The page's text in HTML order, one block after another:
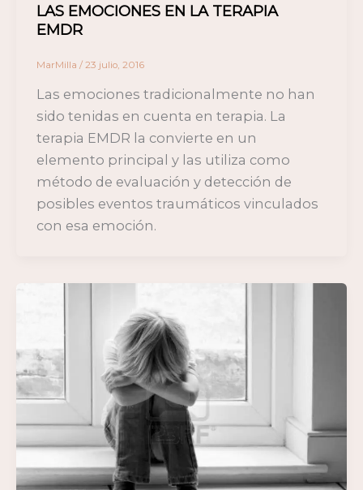
LAS EMOCIONES EN LA TERAPIA
EMDR
MarMilla / 23 julio, 2016
Las emociones tradicionalmente no han
sido tenidas en cuenta en terapia. La
terapia EMDR la convierte en un
elemento principal y las utiliza como
método de evaluación y detección de
posibles eventos traumáticos vinculados
con esa emoción.